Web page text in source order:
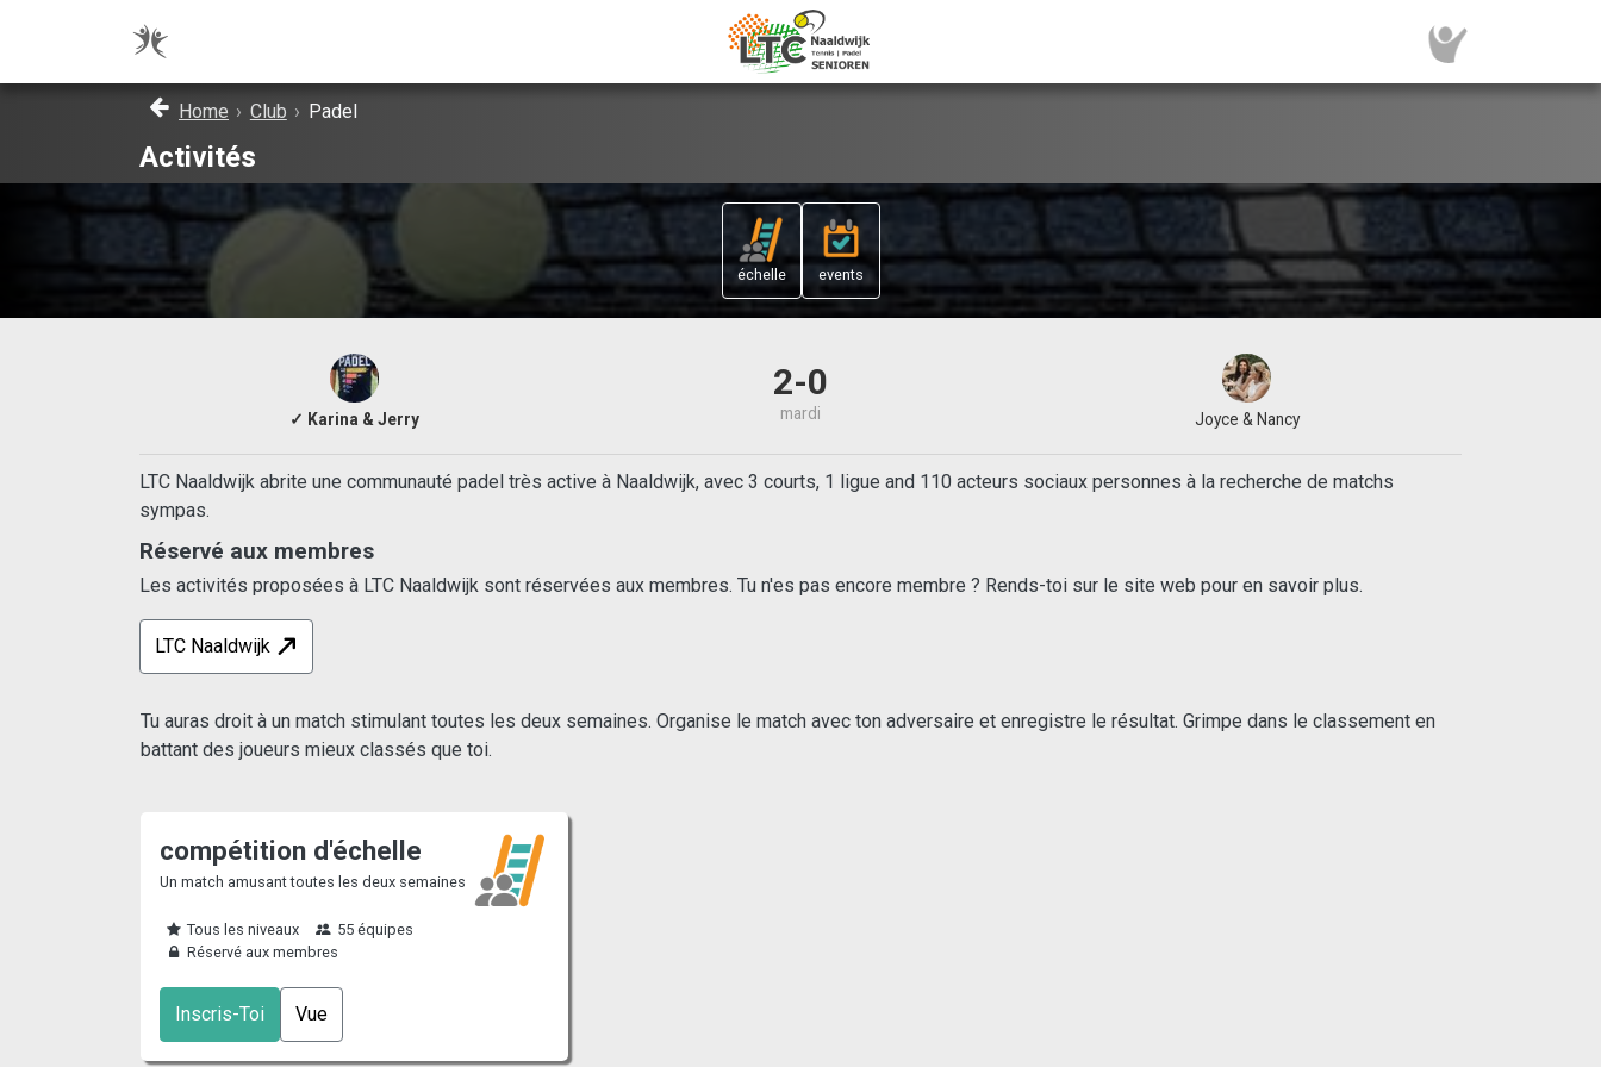
Home › Club › Padel
Activités
échelle events
✓ Karina & Jerry
2-0
mardi Joyce & Nancy
LTC Naaldwijk abrite une communauté padel très active à Naaldwijk, avec 3 courts, 1 ligue and 110 acteurs sociaux personnes à la recherche de matchs
sympas.
Réservé aux membres
Les activités proposées à LTC Naaldwijk sont réservées aux membres. Tu n'es pas encore membre ? Rends-toi sur le site web pour en savoir plus.
LTC Naaldwijk
Tu auras droit à un match stimulant toutes les deux semaines. Organise le match avec ton adversaire et enregistre le résultat. Grimpe dans le classement en
battant des joueurs mieux classés que toi.
compétition d'échelle
Un match amusant toutes les deux semaines
Tous les niveaux
55 équipes
Réservé aux membres
Inscris-Toi Vue